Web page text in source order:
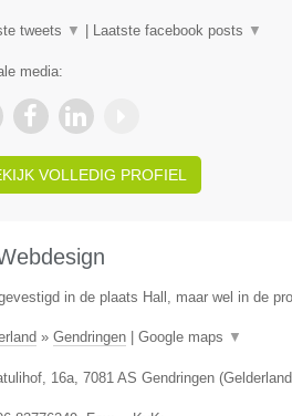
tweets ▼ Laatste facebook posts ▼
media:
VOLLEDIG PROFIEL
in de plaats Hall, maar wel in de
» Gendringen| Google maps ▼
16a, 7081 AS Gendringen(Gelderland